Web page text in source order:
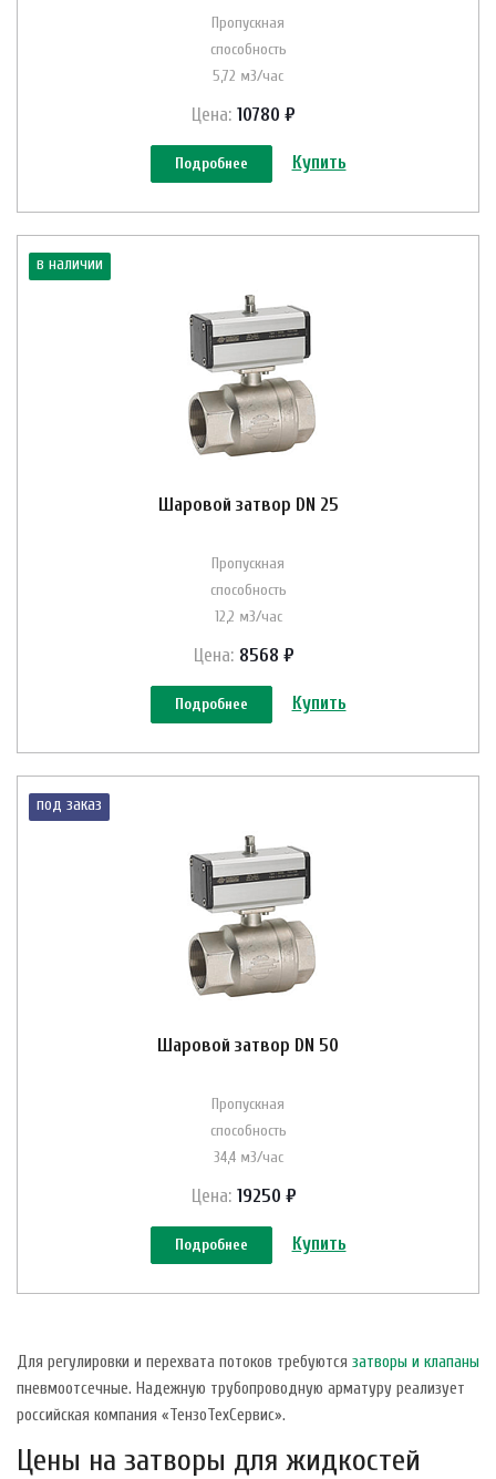
Пропускная
способность
5,72 м3/час
Цена: 10780 ₽
Подробнее Купить
в наличии
Шаровой затвор DN 25
Пропускная
способность
12,2 м3/час
Цена: 8568 ₽
Подробнее Купить
под заказ
Шаровой затвор DN 50
Пропускная
способность
34,4 м3/час
Цена: 19250 ₽
Подробнее Купить
Для регулировки и перехвата потоков требуются затворы и клапаны
пневмоотсечные. Надежную трубопроводную арматуру реализует
российская компания «ТензоТехСервис».
Цены на затворы для жидкостей